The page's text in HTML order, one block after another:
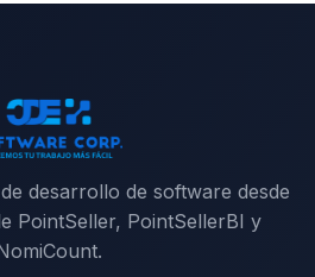
desarrollo de software desde
PointSeller, PointSellerBI y